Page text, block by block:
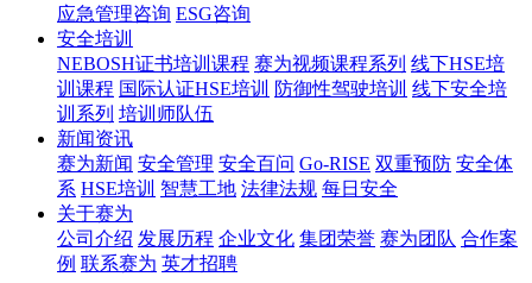
应急管理咨询 ESG咨询
安全培训
NEBOSH证书培训课程 赛为视频课程系列 线下HSE培
训课程 国际认证HSE培训 防御性驾驶培训 线下安全培
训系列 培训师队伍
新闻资讯
赛为新闻 安全管理 安全百问 Go-RISE 双重预防 安全体
系 HSE培训 智慧工地 法律法规 每日安全
关于赛为
公司介绍 发展历程 企业文化 集团荣誉 赛为团队 合作案
例 联系赛为 英才招聘